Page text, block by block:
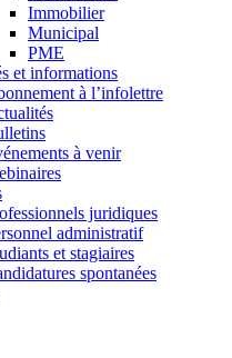
Immobilier
Municipal
PME
et informations
à l’infolettre
à venir
juridiques
administratif
et stagiaires
spontanées